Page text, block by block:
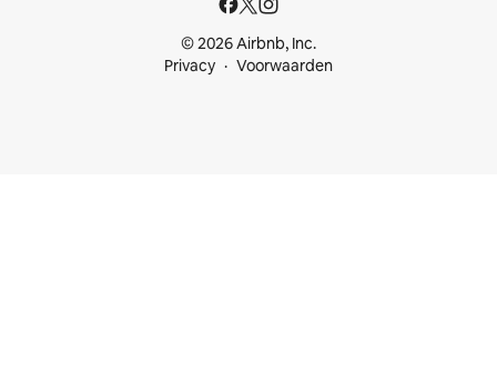
© 2026 Airbnb, Inc.
Privacy
Voorwaarden